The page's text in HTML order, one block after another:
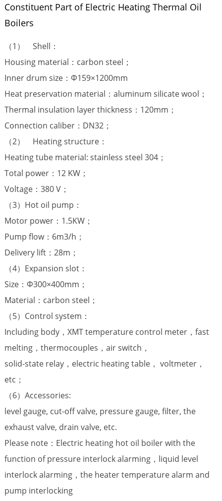
Constituent Part of Electric Heating Thermal Oil
Boilers
（1） Shell：
Housing material：carbon steel；
Inner drum size：Φ159×1200mm
Heat preservation material：aluminum silicate wool；
Thermal insulation layer thickness：120mm；
Connection caliber：DN32；
（2） Heating structure：
Heating tube material: stainless steel 304；
Total power：12 KW；
Voltage：380 V；
（3）Hot oil pump：
Motor power：1.5KW；
Pump flow：6m3/h；
Delivery lift：28m；
（4）Expansion slot：
Size：Φ300×400mm；
Material：carbon steel；
（5）Control system：
Including body，XMT temperature control meter，fast
melting，thermocouples，air switch，
solid-state relay，electric heating table， voltmeter，
etc；
（6）Accessories:
level gauge, cut-off valve, pressure gauge, filter, the
exhaust valve, drain valve, etc.
Please note：Electric heating hot oil boiler with the
function of pressure interlock alarming，liquid level
interlock alarming，the heater temperature alarm and
pump interlocking